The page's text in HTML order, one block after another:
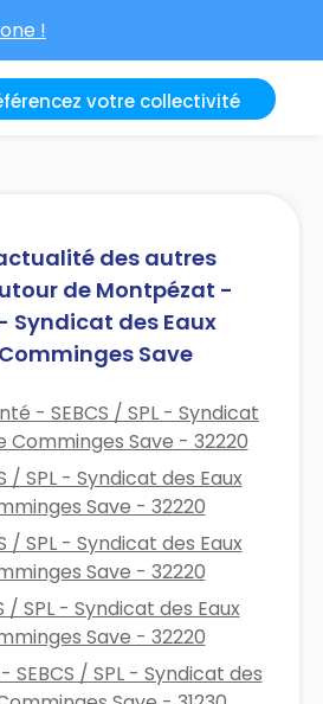
!
votre collectivité
des autres
de Montpézat -
- Syndicat des Eaux
Save
- SEBCS / SPL - Syndicat
Comminges Save - 32220
/ SPL - Syndicat des Eaux
Save - 32220
/ SPL - Syndicat des Eaux
Save - 32220
/ SPL - Syndicat des Eaux
Save - 32220
/ SPL - Syndicat des